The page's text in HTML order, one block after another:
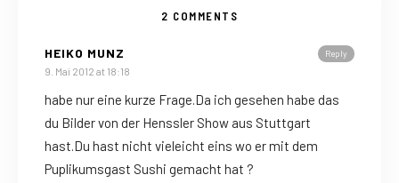
2 COMMENTS
Reply
HEIKO MUNZ
9. Mai 2012 at 18:18
habe nur eine kurze Frage.Da ich gesehen habe das
du Bilder von der Henssler Show aus Stuttgart
hast.Du hast nicht vieleicht eins wo er mit dem
Puplikumsgast Sushi gemacht hat ?